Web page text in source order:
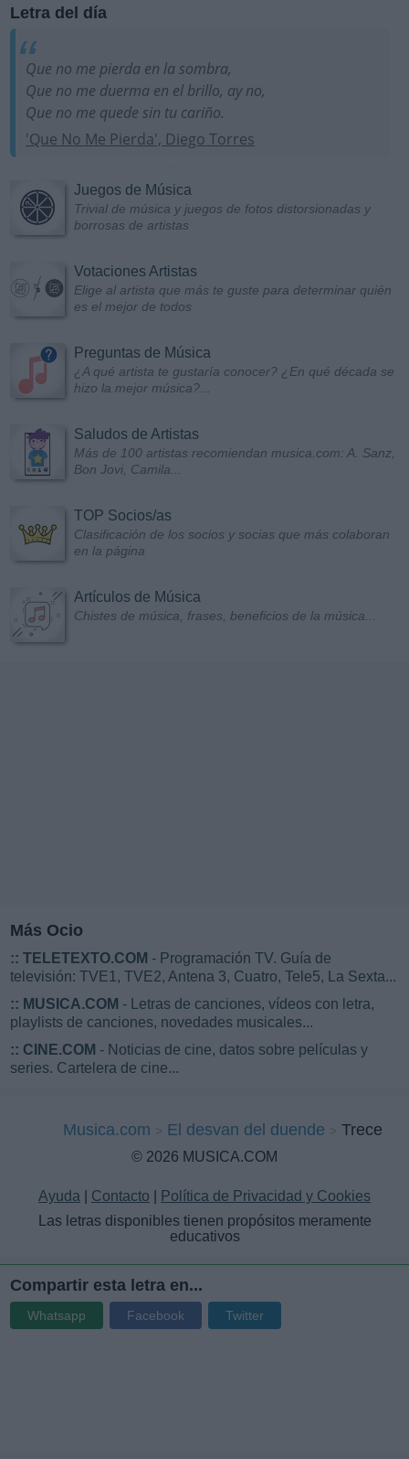
Letra del día
Que no me pierda en la sombra,
Que no me duerma en el brillo, ay no,
Que no me quede sin tu cariño.
'Que No Me Pierda', Diego Torres
Juegos de Música
Trivial de música y juegos de fotos distorsionadas y
borrosas de artistas
Votaciones Artistas
Elige al artista que más te guste para determinar quién
es el mejor de todos
Preguntas de Música
¿A qué artista te gustaría conocer? ¿En qué década se
hizo la mejor música?...
Saludos de Artistas
Más de 100 artistas recomiendan musica.com: A. Sanz,
Bon Jovi, Camila...
TOP Socios/as
Clasificación de los socios y socias que más colaboran
en la página
Artículos de Música
Chistes de música, frases, beneficios de la música...
Más Ocio
:: TELETEXTO.COM - Programación TV. Guía de
televisión: TVE1, TVE2, Antena 3, Cuatro, Tele5, La Sexta...
:: MUSICA.COM - Letras de canciones, vídeos con letra,
playlists de canciones, novedades musicales...
:: CINE.COM - Noticias de cine, datos sobre películas y
series. Cartelera de cine...
Musica.com El desvan del duende Trece
© 2026 MUSICA.COM
Ayuda Contacto
Política de Privacidad y Cookies
Las letras disponibles tienen propósitos meramente
educativos
Compartir esta letra en...
Whatsapp Facebook Twitter